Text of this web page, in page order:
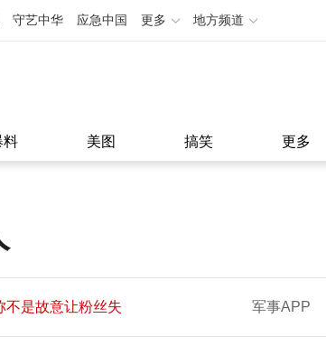
守艺中华 应急中国 更多 地方频道
料 美图 搞笑 更多
不是故意让粉丝失
不是故意让粉丝失
军事APP